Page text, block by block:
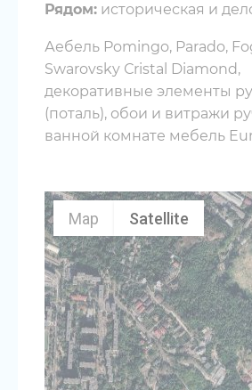
Рядом: историческая и
Аебель Pomingo, Parado,
Swarovsky Сristal Diamond,
декоративные элементы
(поталь), обои и витражи
ванной комнате мебель
Map Satellite